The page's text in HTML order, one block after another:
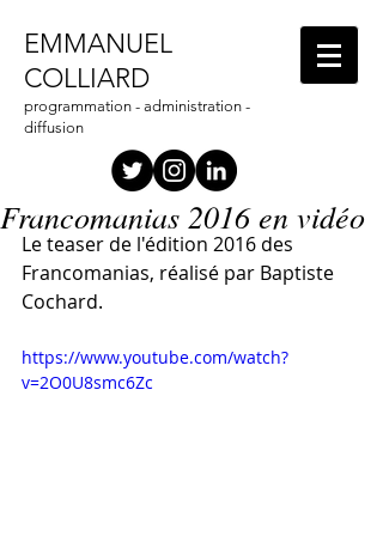
EMMANUEL
COLLIARD
programmation - administration -
diffusion
Francomanias 2016 en vidéo
Le teaser de l'édition 2016 des
Francomanias, réalisé par Baptiste
Cochard.
https://www.youtube.com/watch?
v=2O0U8smc6Zc